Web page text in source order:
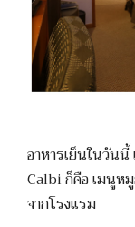
อาหารเย็นในวันนี้
Calbi ก็คือ เมนูห
จากโรงแรม